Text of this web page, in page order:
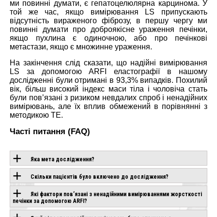
ми повинні думати, є гепатоцелюлярна карцинома. У
той же час, якщо вимірювання LS припускають
відсутність вираженого фіброзу, в першу чергу ми
повинні думати про доброякісне ураження печінки,
якщо пухлина є одиночною, або про печінкові
метастази, якщо є множинне ураження.
На закінчення слід сказати, що надійні вимірювання
LS за допомогою ARFI еластографії в нашому
дослідженні були отримані в 93,3% випадків. Похилий
вік, більш високий індекс маси тіла і чоловіча стать
були пов’язані з ризиком невдалих спроб і ненадійних
вимірювань, але їх вплив обмежений в порівнянні з
методикою TE.
Часті питання (FAQ)
Яка мета дослідження?
Скільки пацієнтів було включено до дослідження?
Які фактори пов’язані з ненадійними вимірюваннями жорсткості
печінки за допомогою ARFI?
ОБЛАДНАННЯ З
ЦІЄЮ